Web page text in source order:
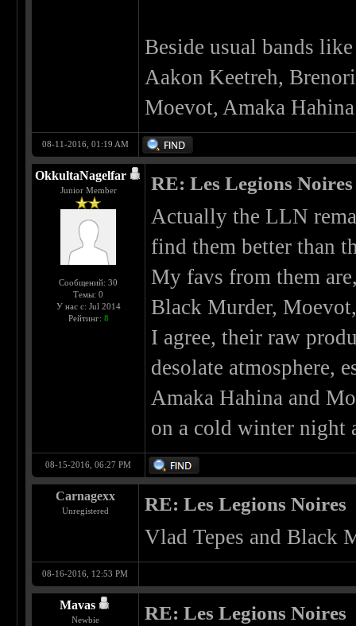
Beside usual bands
Aakon Keetreh,
Moevot, Amaka
08-11-2016, 01:19 AM
OkkultaNagelfar
Junior Member
Сообщений: 30
Темы: 0
У нас с: Jul 2014
Рейтинг: 8
RE: Les Legions Noires
Actually the LLN
find them better than
My favs from them
Black Murder,
I agree, their raw
desolate atmosphere,
Amaka Hahina and
on a cold winter night
08-15-2016, 06:27 PM
Carnagexx
Unregistered RE: Les Legions Noires
Vlad Tepes and Black
08-16-2016, 12:53 PM
Mavas
Newbie RE: Les Legions Noires